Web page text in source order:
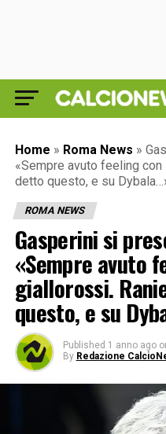
Home » Roma News »
«Sempre avuto feeling
detto questo, e su
ROMA NEWS
Gasperini si
«Sempre avuto
giallorossi.
questo, e su
Published 1 anno ago
By Redazione